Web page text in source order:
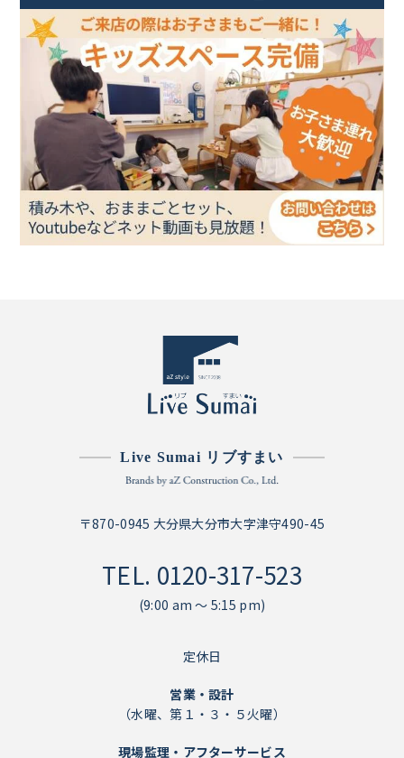
Live Sumai リブすまい
〒870-0945 大分県大分市大字津守490-45
TEL. 0120-317-523
(9:00 am ～ 5:15 pm)
定休日
営業・設計
（水曜、第１・３・５火曜）
現場監理・アフターサービス